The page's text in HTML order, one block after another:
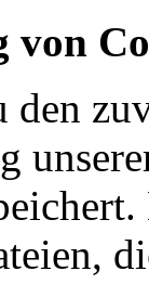
von
den